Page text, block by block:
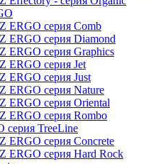
ERGO серия Comb
ERGO серия Diamond
ERGO серия Graphics
ERGO серия Jet
ERGO серия Just
ERGO серия Nature
ERGO серия Oriental
ERGO серия Rombo
серия TreeLine
ERGO серия Concrete
ERGO серия Hard Rock